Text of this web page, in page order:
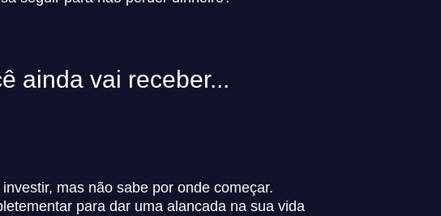
ainda vai receber...
mas não sabe por onde começar.
para dar uma alancada na sua vida